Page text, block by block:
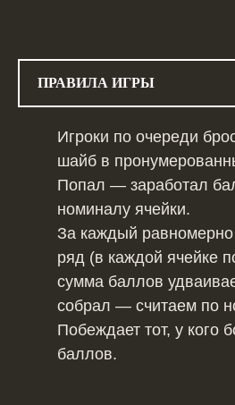
Игроки по очереди
шайб в
Попал — заработал
номиналу ячейки.
За каждый
ряд (в каждой ячейке
сумма баллов
собрал — считаем по
Побеждает тот, у кого
баллов.